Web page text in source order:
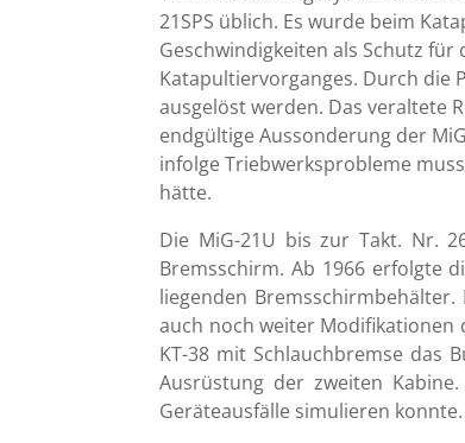
21SPS üblich. Es wurde beim
Geschwindigkeiten als Schutz
Katapultiervorganges. Durch die
ausgelöst werden. Das veraltete
endgültige Aussonderung der
infolge Triebwerksprobleme
hätte.
Die MiG-21U bis zur Takt. Nr.
Bremsschirm. Ab 1966 erfolgte
liegenden
auch noch weiter Modifikationen
KT-38 mit Schlauchbremse das
Ausrüstung der zweiten
Geräteausfälle simulieren konnte.